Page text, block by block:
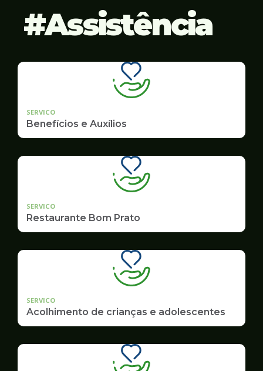
Assistência
SERVICO
Benefícios e Auxílios
SERVICO
Restaurante Bom Prato
SERVICO
Acolhimento de crianças e adolescentes